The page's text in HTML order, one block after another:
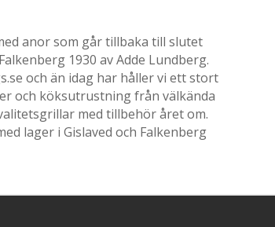
anor som går tillbaka till slutet
1930 av Adde Lundberg.
och än idag har håller vi ett stort
och köksutrustning från välkända
med tillbehör året om.
lager i Gislaved och Falkenberg